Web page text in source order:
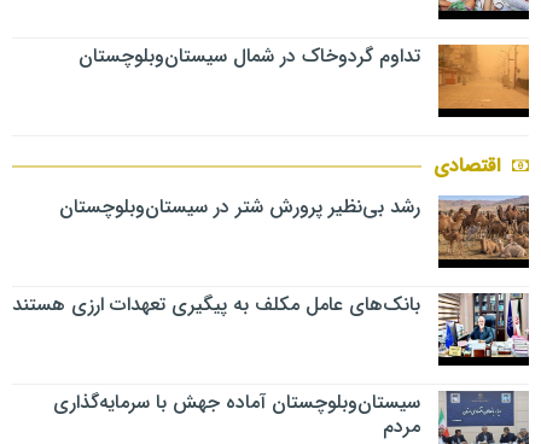
تداوم گردوخاک در شمال سیستان‌وبلوچستان
اقتصادی
رشد بی‌نظیر پرورش شتر در سیستان‌وبلوچستان
بانک‌های عامل مکلف به پیگیری تعهدات ارزی هستند
سیستان‌وبلوچستان آماده جهش با سرمایه‌گذاری
مردم